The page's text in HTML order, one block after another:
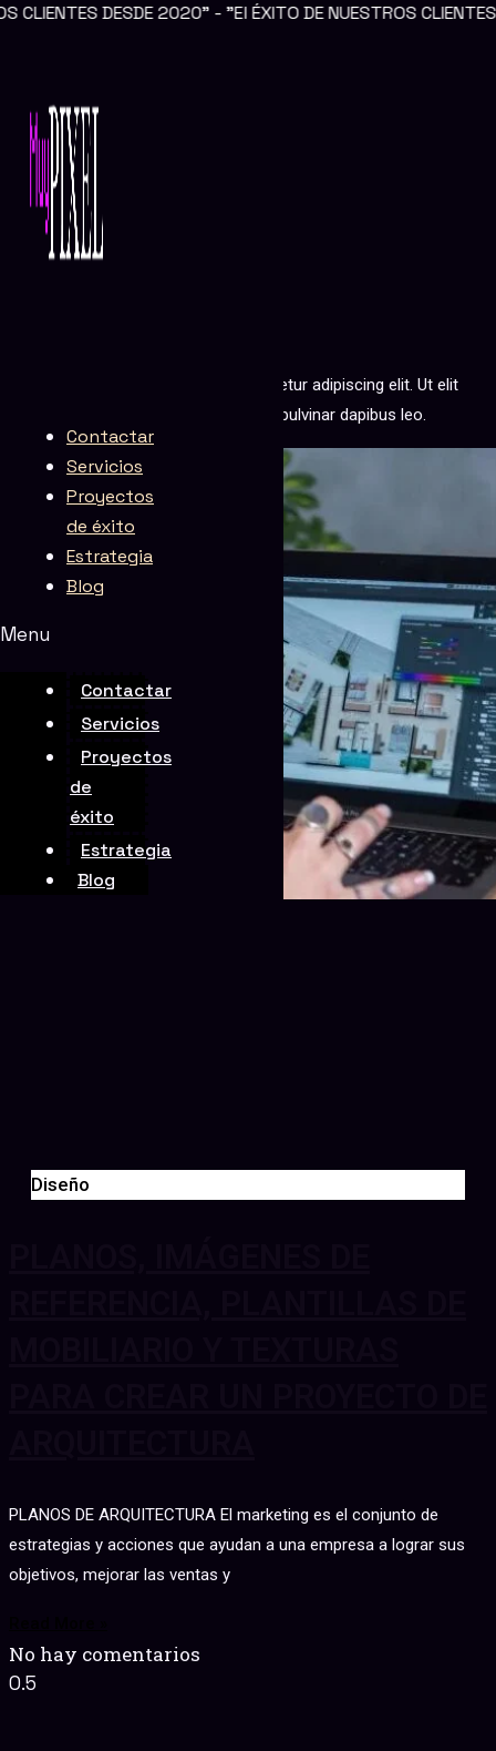
Ir al contenido
2020" - "El ÉXITO DE NUESTROS CLIENTES ES NUESTO
Contactar
Servicios
Proyectos
de éxito
Estrategia
Blog
Menu
Contactar
Servicios
Proyectos
de
éxito
Estrategia
Blog
Lorem ipsum dolor sit amet, consectetur adipiscing elit. Ut elit
tellus, luctus nec ullamcorper mattis, pulvinar dapibus leo.
Diseño
PLANOS DE ARQUITECTURA El marketing es el conjunto de
estrategias y acciones que ayudan a una empresa a lograr sus
objetivos, mejorar las ventas y
No hay comentarios